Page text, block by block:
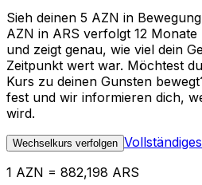
Sieh deinen 5 AZN in
AZN in ARS verfolgt 12
und zeigt genau, wie viel dein
Zeitpunkt wert war. Möchtest
Kurs zu deinen Gunsten
fest und wir informieren dich,
wird.
Wechselkurs verfolgen
1 AZN = 882,198 ARS